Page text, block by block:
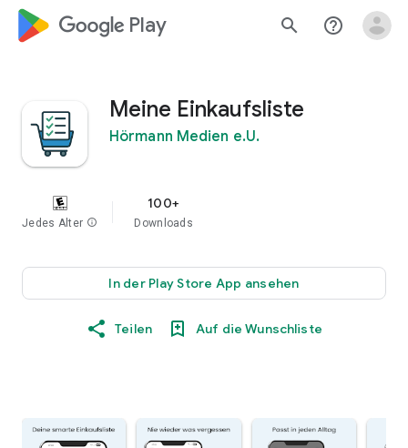
google_logo Play search help_outline
Meine Einkaufsliste
Hörmann Medien e.U.
Jedes Alter info
100+
Downloads
In der Play Store App ansehen
Teilen Auf die Wunschliste